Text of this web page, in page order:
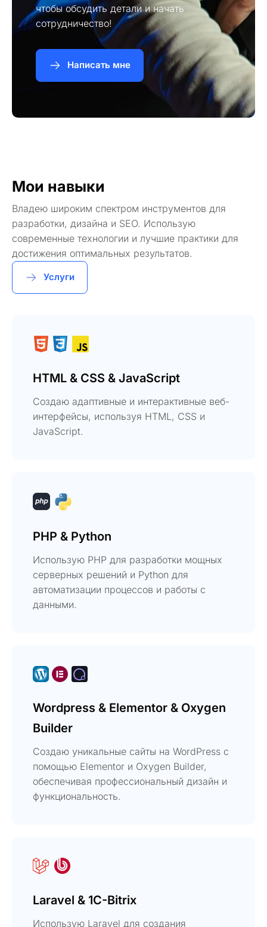
чтобы обсудить детали и начать
сотрудничество!
Написать мне
Мои навыки
Владею широким спектром инструментов для
разработки, дизайна и SEO. Использую
современные технологии и лучшие практики для
достижения оптимальных результатов.
Услуги
HTML & CSS & JavaScript
Создаю адаптивные и интерактивные веб-
интерфейсы, используя HTML, CSS и
JavaScript.
PHP & Python
Использую PHP для разработки мощных
серверных решений и Python для
автоматизации процессов и работы с
данными.
Wordpress & Elementor & Oxygen
Builder
Создаю уникальные сайты на WordPress с
помощью Elementor и Oxygen Builder,
обеспечивая профессиональный дизайн и
функциональность.
Laravel & 1C-Bitrix
Использую Laravel для создания